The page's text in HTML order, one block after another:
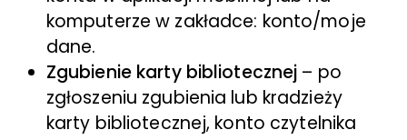
komputerze w zakładce: konto/moje
dane.
Zgubienie karty bibliotecznej – po
zgłoszeniu zgubienia lub kradzieży
karty bibliotecznej, konto czytelnika